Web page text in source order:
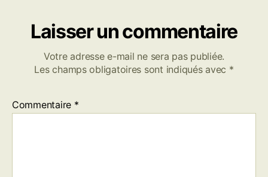
Laisser un commentaire
Votre adresse e-mail ne sera pas publiée.
Les champs obligatoires sont indiqués avec *
Commentaire *